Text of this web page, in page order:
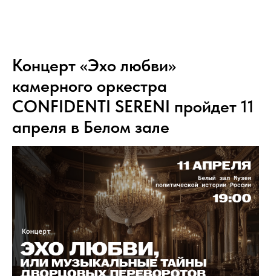
Концерт «Эхо любви»
камерного оркестра
CONFIDENTI SERENI пройдет 11
апреля в Белом зале